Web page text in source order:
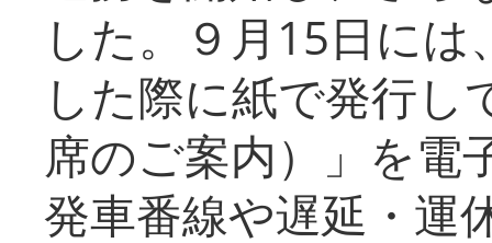
した。９月15日に
した際に紙で発行し
席のご案内）」を電
発車番線や遅延・運